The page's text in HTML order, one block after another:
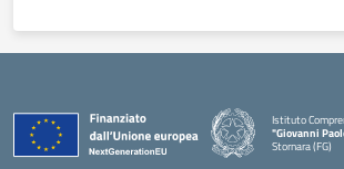
Istituto
"Giovanni
Stornara (FG)